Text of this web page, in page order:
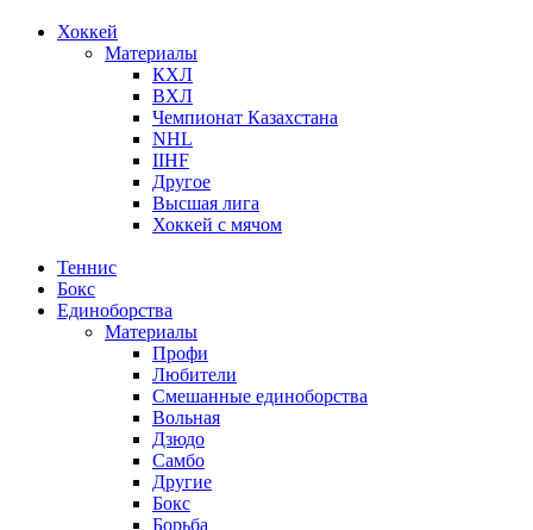
Хоккей
Материалы
КХЛ
ВХЛ
Чемпионат Казахстана
NHL
IIHF
Другое
Высшая лига
Хоккей с мячом
Теннис
Бокс
Единоборства
Материалы
Профи
Любители
Смешанные единоборства
Вольная
Дзюдо
Самбо
Другие
Бокс
Борьба